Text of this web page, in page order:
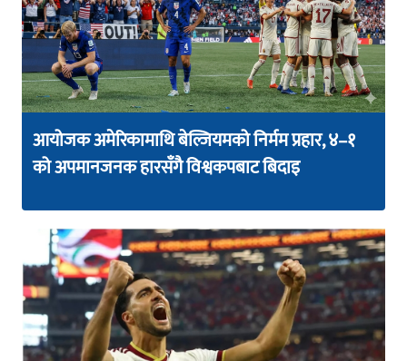
आयोजक अमेरिकामाथि बेल्जियमको निर्मम प्रहार, ४–१
को अपमानजनक हारसँगै विश्वकपबाट बिदाइ